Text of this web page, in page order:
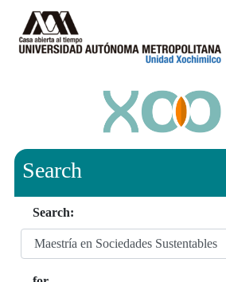
Search
Search: